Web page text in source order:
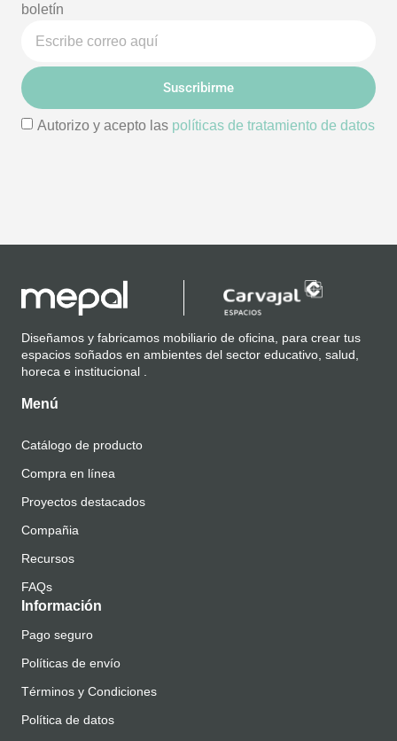
boletín
Autorizo y acepto las políticas de tratamiento de datos
Suscribirme
Diseñamos y fabricamos mobiliario de oficina, para crear tus
espacios soñados en ambientes del sector educativo, salud,
horeca e institucional .
Menú
Catálogo de producto
Compra en línea
Proyectos destacados
Compañia
Recursos
FAQs
Información
Pago seguro
Políticas de envío
Términos y Condiciones
Política de datos